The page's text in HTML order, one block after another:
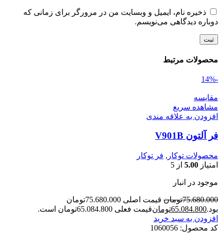
ذخیره نام، ایمیل و وبسایت من در مرورگر برای زمانی که
دوباره دیدگاهی می‌نویسم.
محصولات مرتبط
-14%
مقایسه
مشاهده سریع
افزودن به علاقه مندی
فر آلتون V901B
محصولات توکار , فر توکار
امتیاز 5.00 از 5
موجود در انبار
75.680.000تومان
قیمت اصلی 75.680.000تومان
بود.65.084.800تومانقیمت فعلی 65.084.800تومان است.
افزودن به سبد خرید
کد محصول: 1060056